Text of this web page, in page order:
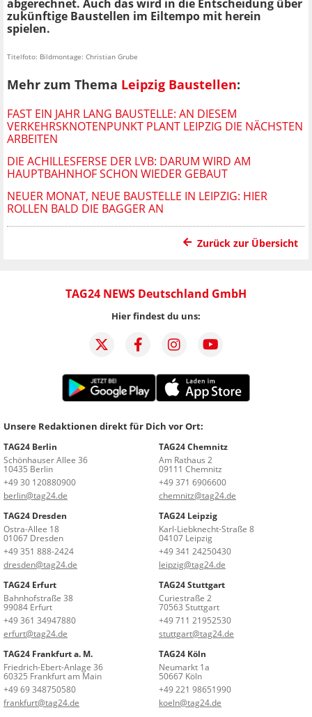
abgerechnet. Auch das wird in die Entscheidung über
zukünftige Baustellen im Eiltempo mit herein
spielen.
Titelfoto: Bildmontage: Christian Grube
Mehr zum Thema Leipzig Baustellen:
FAST EIN JAHR LANG BAUSTELLE: AN DIESEM
VERKEHRSKNOTENPUNKT PLANT LEIPZIG DIE NÄCHSTEN
ARBEITEN
DIE ACHILLESFERSE DER LVB: DARUM WIRD AM
HAUPTBAHNHOF SCHON WIEDER GEBAUT
NEUER MONAT, NEUE BAUSTELLE IN LEIPZIG: HIER
ROLLEN BALD DIE BAGGER AN
Zurück zur Übersicht
TAG24 NEWS Deutschland GmbH
Hier findest du uns:
Unsere Redaktionen direkt für Dich vor Ort:
TAG24 Berlin
Schönhauser Allee 36
10435 Berlin
+49 30 120880900
berlin@tag24.de
TAG24 Chemnitz
Am Rathaus 2
09111 Chemnitz
+49 371 6906600
chemnitz@tag24.de
TAG24 Dresden
Ostra-Allee 18
01067 Dresden
+49 351 888-2424
dresden@tag24.de
TAG24 Leipzig
Karl-Liebknecht-Straße 8
04107 Leipzig
+49 341 24250430
leipzig@tag24.de
TAG24 Erfurt
Bahnhofstraße 38
99084 Erfurt
+49 361 34947880
erfurt@tag24.de
TAG24 Stuttgart
Curiestraße 2
70563 Stuttgart
+49 711 21952530
stuttgart@tag24.de
TAG24 Frankfurt a. M.
Friedrich-Ebert-Anlage 36
60325 Frankfurt am Main
+49 69 348750580
frankfurt@tag24.de
TAG24 Köln
Neumarkt 1a
50667 Köln
+49 221 98651990
koeln@tag24.de